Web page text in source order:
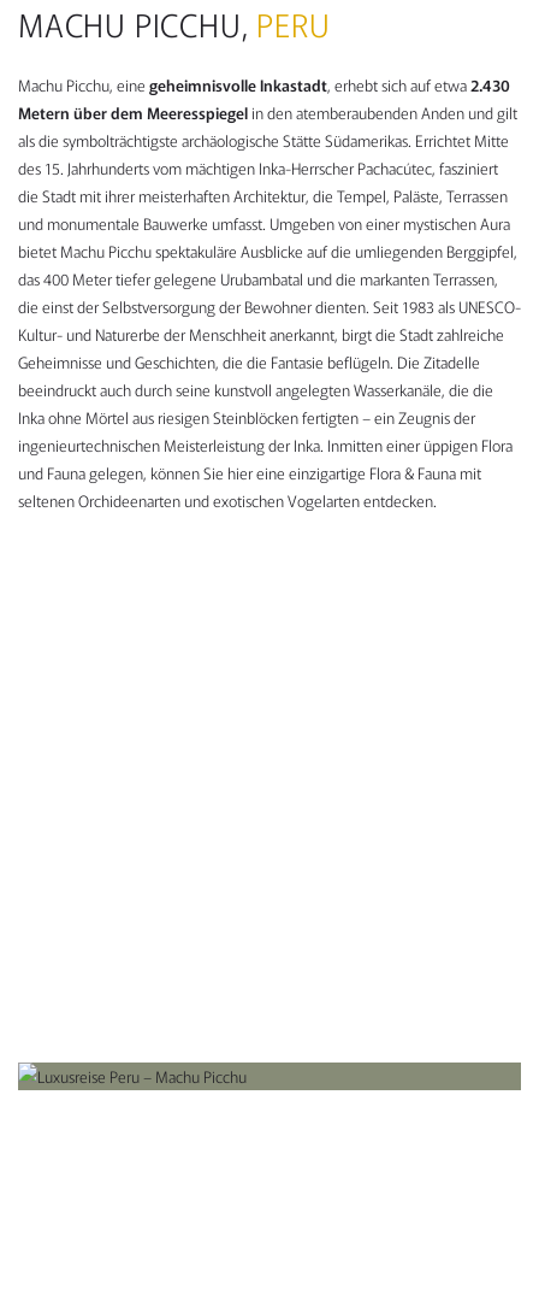
MACHU PICCHU, PERU
Machu Picchu, eine geheimnisvolle Inkastadt, erhebt sich auf etwa2.430
Metern über dem Meeresspiegel in den atemberaubenden Anden und gilt
als die symbolträchtigste archäologische Stätte Südamerikas. Errichtet Mitte
des 15. Jahrhunderts vom mächtigen Inka-Herrscher Pachacútec, fasziniert
die Stadt mit ihrer meisterhaften Architektur, die Tempel, Paläste, Terrassen
und monumentale Bauwerke umfasst. Umgeben von einer mystischen Aura
bietet Machu Picchu spektakuläre Ausblicke auf die umliegenden Berggipfel,
das 400 Meter tiefer gelegene Urubambatal und die markanten Terrassen,
die einst der Selbstversorgung der Bewohner dienten. Seit 1983 als UNESCO-
Kultur- und Naturerbe der Menschheit anerkannt, birgt die Stadt zahlreiche
Geheimnisse und Geschichten, die die Fantasie beflügeln. Die Zitadelle
beeindruckt auch durch seine kunstvoll angelegten Wasserkanäle, die die
Inka ohne Mörtel aus riesigen Steinblöcken fertigten – ein Zeugnis der
ingenieurtechnischen Meisterleistung der Inka. Inmitten einer üppigen Flora
und Fauna gelegen, können Sie hier eine einzigartige Flora & Fauna mit
seltenen Orchideenarten und exotischen Vogelarten entdecken.